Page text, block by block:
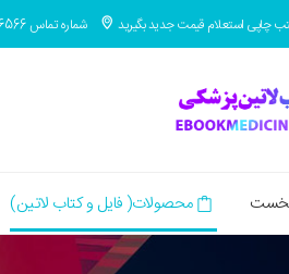
شماره تماس 09371686566 چاپی استعلام قیمت جدید بگیرید
محصولات( فایل و کتاب لاتین)